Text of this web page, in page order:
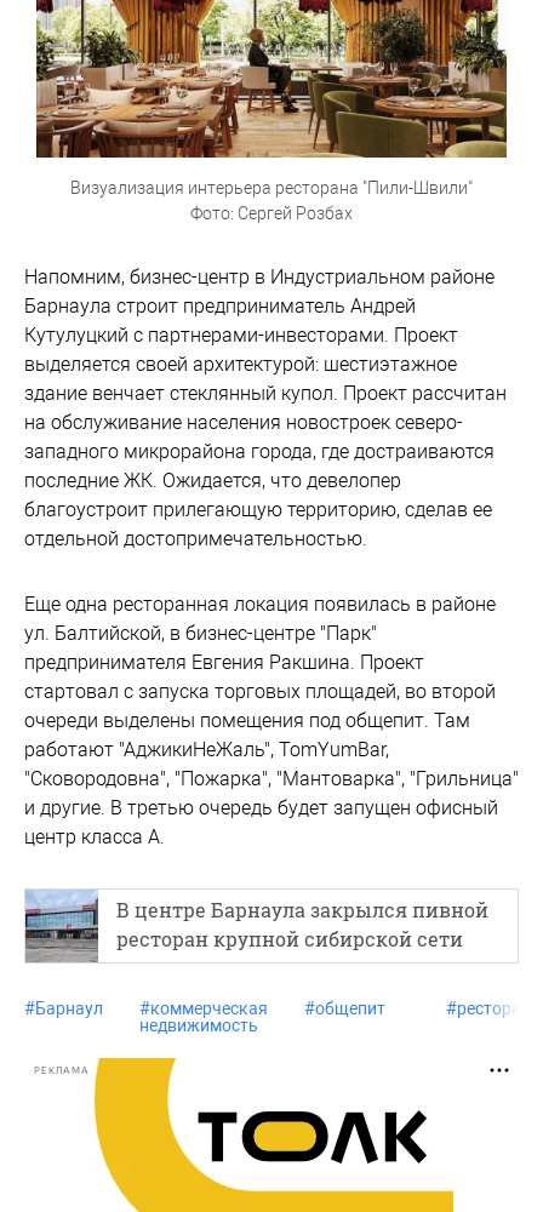
Визуализация интерьера ресторана "Пили-Швили"
Фото: Сергей Розбах
Напомним, бизнес-центр в Индустриальном районе
Барнаула строит предприниматель Андрей
Кутулуцкий с партнерами-инвесторами. Проект
выделяется своей архитектурой: шестиэтажное
здание венчает стеклянный купол. Проект рассчитан
на обслуживание населения новостроек северо-
западного микрорайона города, где достраиваются
последние ЖК. Ожидается, что девелопер
благоустроит прилегающую территорию, сделав ее
отдельной достопримечательностью.
Еще одна ресторанная локация появилась в районе
ул. Балтийской, в бизнес-центре "Парк"
предпринимателя Евгения Ракшина. Проект
стартовал с запуска торговых площадей, во второй
очереди выделены помещения под общепит. Там
работают "АджикиНеЖаль", TomYumBar,
"Сковородовна", "Пожарка", "Мантоварка", "Грильница"
и другие. В третью очередь будет запущен офисный
центр класса А.
В центре Барнаула закрылся пивной
ресторан крупной сибирской сети
#Барнаул #коммерческая
недвижимость
#общепит #рестораны
РЕКЛАМА